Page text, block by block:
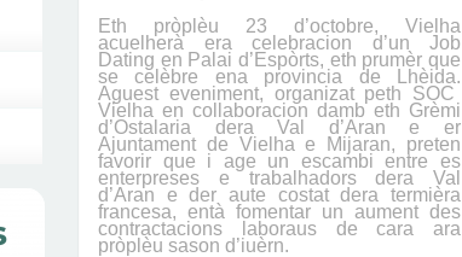
Eth pròplèu 23 d’octobre, Vielha
acuelherà era celebracion d’un Job
Dating en Palai d’Espòrts, eth prumèr que
se celèbre ena provincia de Lhèida.
Aguest eveniment, organizat peth SOC
Vielha en collaboracion damb eth Grèmi
d’Ostalaria dera Val d’Aran e er
Ajuntament de Vielha e Mijaran, preten
favorir que i age un escambi entre es
enterpreses e trabalhadors dera Val
d’Aran e der aute costat dera termièra
francesa, entà fomentar un aument des
contractacions laboraus de cara ara
pròplèu sason d’iuèrn.